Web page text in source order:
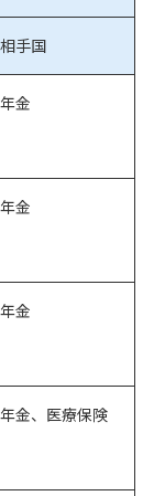
相手国
年金
年金
年金
年金、医療保険